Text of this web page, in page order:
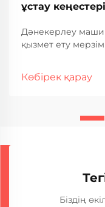
ұстау кеңестері
Дәнекерлеу
қызмет ету
қамтамасыз ету
Көбірек қарау
Біздің